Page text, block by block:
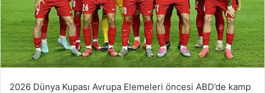
2026 Dünya Kupası Avrupa Elemeleri öncesi ABD’de kamp